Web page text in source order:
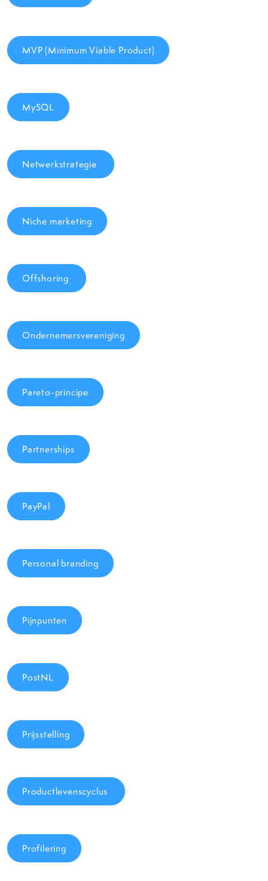
MVP (Minimum Viable Product)
MySQL
Netwerkstrategie
Niche marketing
Offshoring
Ondernemersvereniging
Pareto-principe
Partnerships
PayPal
Personal branding
Pijnpunten
PostNL
Prijsstelling
Productlevenscyclus
Profilering